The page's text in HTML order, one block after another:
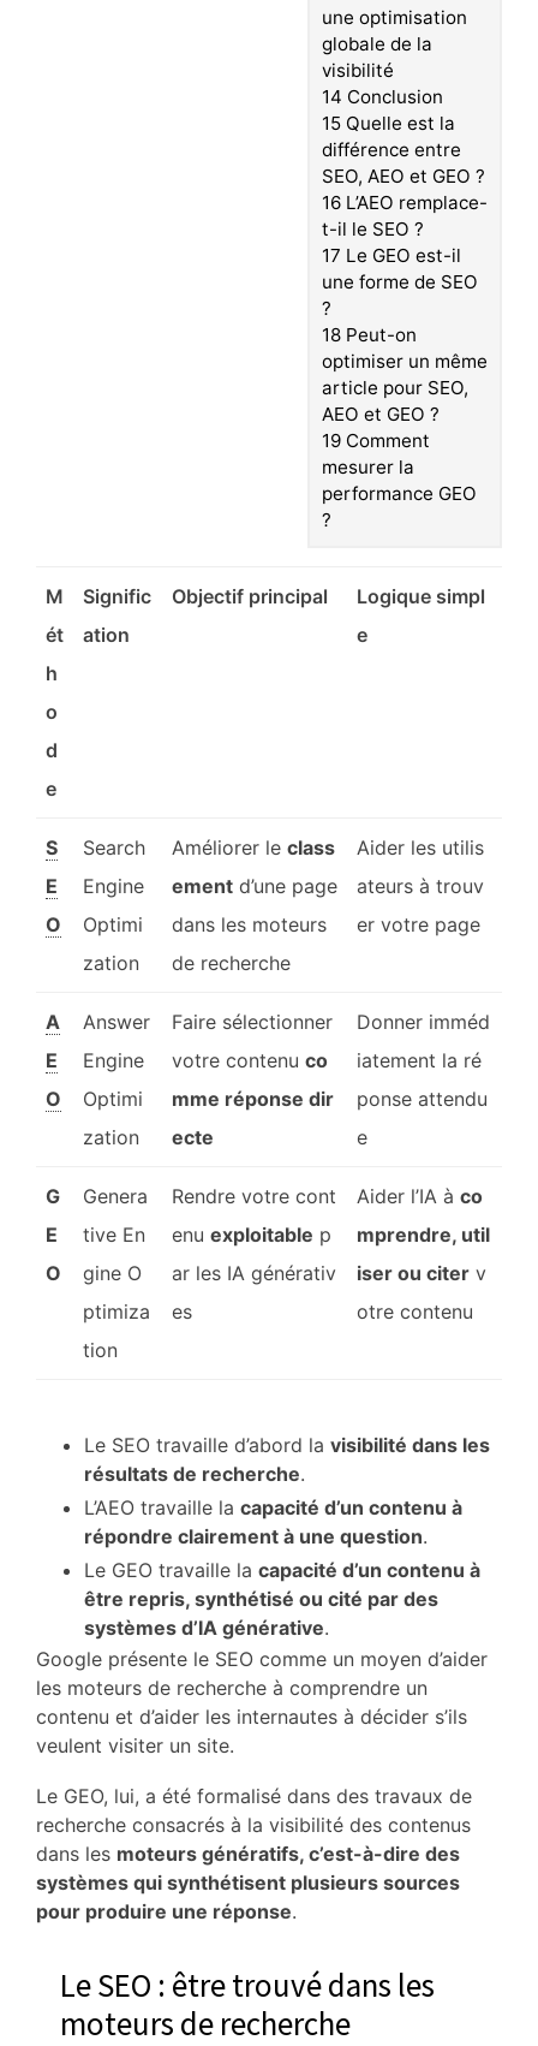
une optimisation
globale de la
visibilité
14 Conclusion
15 Quelle est la
différence entre
SEO, AEO et GEO ?
16 L’AEO remplace-
t-il le SEO ?
17 Le GEO est-il
une forme de SEO
?
18 Peut-on
optimiser un même
article pour SEO,
AEO et GEO ?
19 Comment
mesurer la
performance GEO
?
M
ét
h
o
d
e
Signific
ation
Objectif principal
Logique simpl
e
S
E
O
Search
Engine
Optimi
zation
Améliorer le class
ement d’une page
dans les moteurs
de recherche
Aider les utilis
ateurs à trouv
er votre page
A
E
O
Answer
Engine
Optimi
zation
Faire sélectionner
votre contenu co
mme réponse dir
ecte
Donner imméd
iatement la ré
ponse attendu
e
G
E
O
Genera
tive En
gine O
ptimiza
tion
Rendre votre cont
enu exploitable p
ar les IA générativ
es
Aider l’IA à co
mprendre, util
iser ou citer v
otre contenu
Le SEO travaille d’abord la visibilité dans les
résultats de recherche.
L’AEO travaille la capacité d’un contenu à
répondre clairement à une question.
Le GEO travaille la capacité d’un contenu à
être repris, synthétisé ou cité par des
systèmes d’IA générative.
Google présente le SEO comme un moyen d’aider
les moteurs de recherche à comprendre un
contenu et d’aider les internautes à décider s’ils
veulent visiter un site.
Le GEO, lui, a été formalisé dans des travaux de
recherche consacrés à la visibilité des contenus
dans les moteurs génératifs, c’est-à-dire des
systèmes qui synthétisent plusieurs sources
pour produire une réponse.
Le SEO : être trouvé dans les
moteurs de recherche